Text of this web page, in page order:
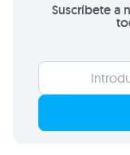
Suscríbete a